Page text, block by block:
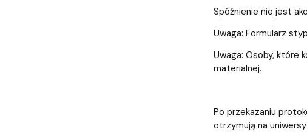
Spóźnienie nie jest
Uwaga: Formularz
Uwaga: Osoby, które
materialnej.
Po przekazaniu
otrzymują na